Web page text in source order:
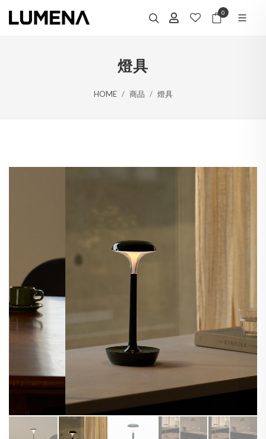
0
燈具
HOME 商品 燈具